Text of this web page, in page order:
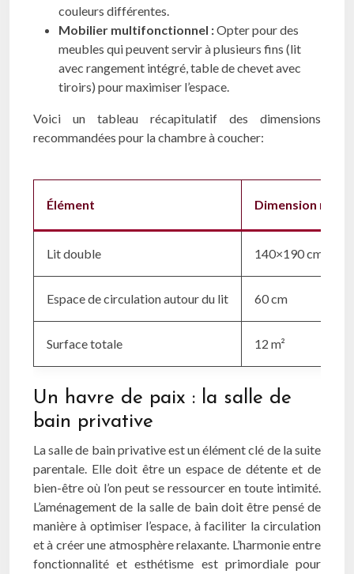
couleurs différentes.
Mobilier multifonctionnel :Opter pour des
meubles qui peuvent servir à plusieurs fins (lit
avec rangement intégré, table de chevet avec
tiroirs) pour maximiser l’espace.
Voici un tableau récapitulatif des dimensions
recommandées pour la chambre à coucher:
Élément Dimension
Lit double 140×190 cm
Espace de circulation autour du lit 60 cm
Surface totale 12 m²
Un havre de paix : la salle de
bain privative
La salle de bain privative est un élément clé de la suite
parentale. Elle doit être un espace de détente et de
bien-être où l’on peut se ressourcer en toute intimité.
L’aménagement de la salle de bain doit être pensé de
manière à optimiser l’espace, à faciliter la circulation
et à créer une atmosphère relaxante. L’harmonie entre
fonctionnalité et esthétisme est primordiale pour